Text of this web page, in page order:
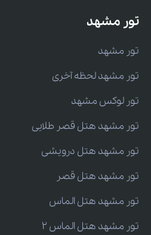
تور مشهد
تور مشهد
تور مشهد لحظه آخری
تور لوکس مشهد
تور مشهد هتل قصر طلایی
تور مشهد هتل درویشی
تور مشهد هتل قصر
تور مشهد هتل الماس
تور مشهد هتل الماس 2